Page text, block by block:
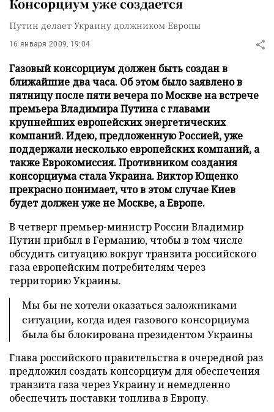
Консорциум уже создается
Путин делает Украину должником Европы
16 января 2009, 19:04
Газовый консорциум должен быть создан в
ближайшие два часа. Об этом было заявлено в
пятницу после пяти вечера по Москве на встрече
премьера Владимира Путина с главами
крупнейших европейских энергетических
компаний. Идею, предложенную Россией, уже
поддержали несколько европейских компаний, а
также Еврокомиссия. Противником создания
консорциума стала Украина. Виктор Ющенко
прекрасно понимает, что в этом случае Киев
будет должен уже не Москве, а Европе.
В четверг премьер-министр России Владимир
Путин прибыл в Германию, чтобы в том числе
обсудить ситуацию вокруг транзита российского
газа европейским потребителям через
территорию Украины.
Мы бы не хотели оказаться заложниками
ситуации, когда идея газового консорциума
была бы блокирована президентом Украины
Глава российского правительства в очередной раз
предложил создать консорциум для обеспечения
транзита газа через Украину и немедленно
обеспечить поставки топлива в Европу.